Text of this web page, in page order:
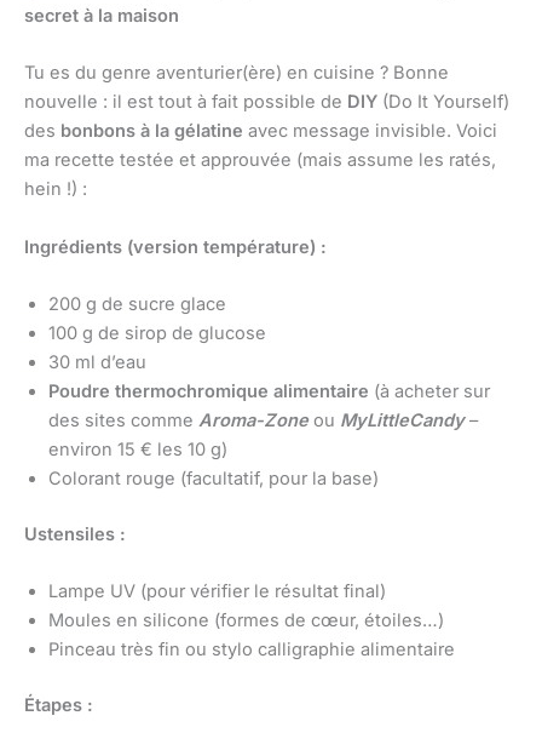
secret à la maison
Tu es du genre aventurier(ère) en cuisine ? Bonne
nouvelle : il est tout à fait possible de DIY (Do It Yourself)
des bonbons à la gélatine avec message invisible. Voici
ma recette testée et approuvée (mais assume les ratés,
hein !) :
Ingrédients (version température) :
200 g de sucre glace
100 g de sirop de glucose
30 ml d’eau
Poudre thermochromique alimentaire (à acheter sur
des sites comme Aroma-Zoneou MyLittleCandy–
environ 15 € les 10 g)
Colorant rouge (facultatif, pour la base)
Ustensiles :
Lampe UV (pour vérifier le résultat final)
Moules en silicone (formes de cœur, étoiles…)
Pinceau très fin ou stylo calligraphie alimentaire
Étapes :